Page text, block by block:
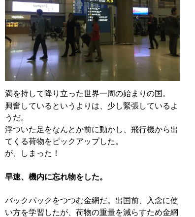
満を持して降り立った世界一周の始まりの国。
興奮しているというよりは、少し緊張しているよ
うだ。
浮ついた足をなんとか前に動かし、飛行機から出
てくる荷物をピックアップした。
が、しまった！
早速、機内に忘れ物をした。
バックパックをつつむ金網だ。出国前、入念に使
い方を学習したが、荷物の重量を減らすため金網